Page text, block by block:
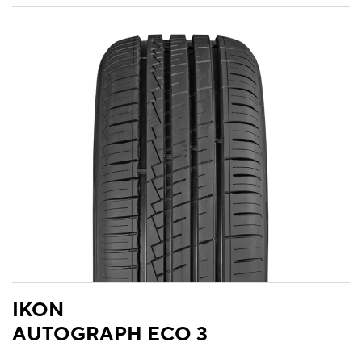
IKON
AUTOGRAPH ECO 3